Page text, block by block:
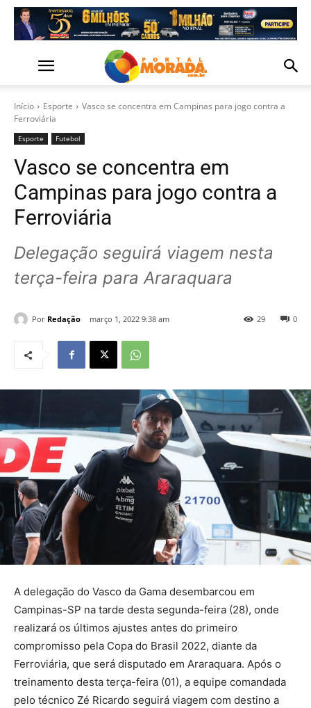
Início Esporte
Vasco se concentra em Campinas para jogo contra a
Ferroviária
Esporte Futebol
Vasco se concentra em
Campinas para jogo contra a
Ferroviária
Delegação seguirá viagem nesta
terça-feira para Araraquara
Por Redação março 1, 2022 9:38 am 0
29
A delegação do Vasco da Gama desembarcou em
Campinas-SP na tarde desta segunda-feira (28), onde
realizará os últimos ajustes antes do primeiro
compromisso pela Copa do Brasil 2022, diante da
Ferroviária, que será disputado em Araraquara. Após o
treinamento desta terça-feira (01), a equipe comandada
pelo técnico Zé Ricardo seguirá viagem com destino a